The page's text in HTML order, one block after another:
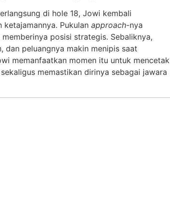
di hole 18, Jowi kembali
ketajamannya. Pukulan approach-nya
posisi strategis. Sebaliknya,
dan peluangnya makin menipis saat
memanfaatkan momen itu untuk mencetak
memastikan dirinya sebagai jawara